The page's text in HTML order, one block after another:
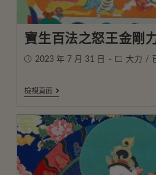
寶生百法之怒王金剛
2023 年 7 月 31 日 大力 /
檢視頁面